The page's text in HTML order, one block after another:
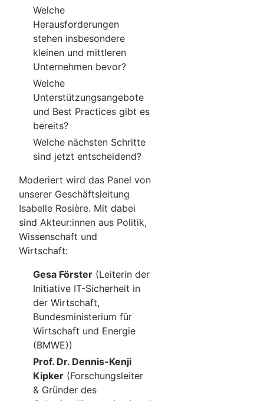
Welche
Herausforderungen
stehen insbesondere
kleinen und mittleren
Unternehmen bevor?
Welche
Unterstützungsangebote
und Best Practices gibt es
bereits?
Welche nächsten Schritte
sind jetzt entscheidend?
Moderiert wird das Panel von
unserer Geschäftsleitung
Isabelle Rosière. Mit dabei
sind Akteur:innen aus Politik,
Wissenschaft und
Wirtschaft:
Gesa Förster (Leiterin der
Initiative IT-Sicherheit in
der Wirtschaft,
Bundesministerium für
Wirtschaft und Energie
(BMWE))
Prof. Dr. Dennis-Kenji
Kipker (Forschungsleiter
& Gründer des